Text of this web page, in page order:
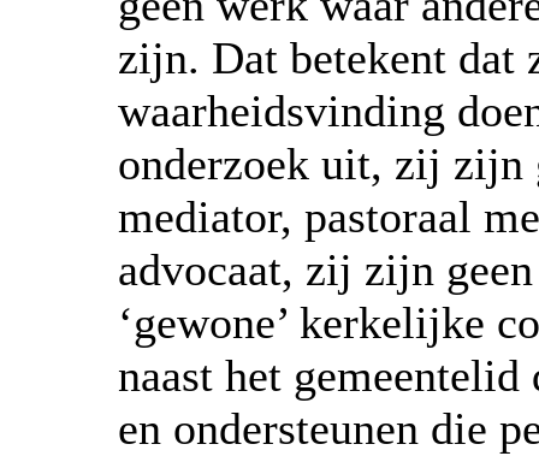
zijn. Dat betekent dat
waarheidsvinding
onderzoek uit, zij zijn
mediator, pastoraal
advocaat, zij zijn
‘gewone’ kerkelijke
naast het
en ondersteunen die